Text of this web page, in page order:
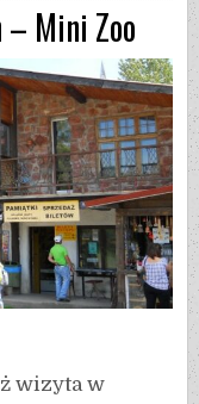
Mini Zoo
wizyta w